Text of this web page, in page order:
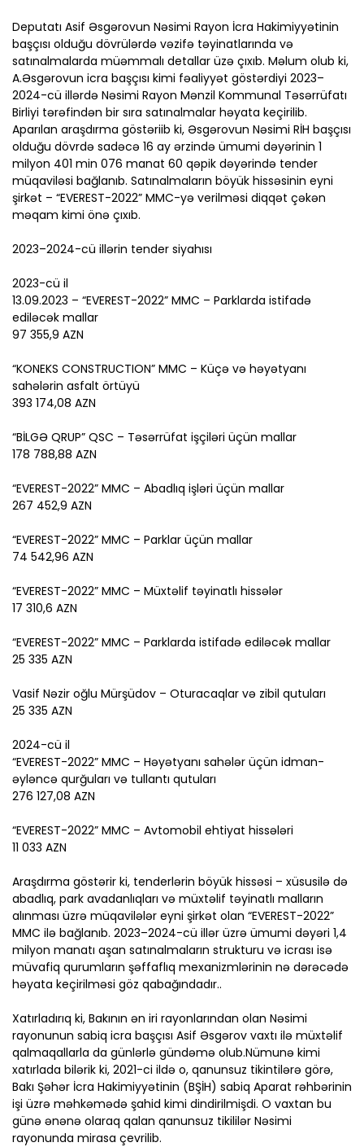
Deputatı Asif Əsgərovun Nəsimi Rayon İcra Hakimiyyətinin
başçısı olduğu dövrülərdə vəzifə təyinatlarında və
satınalmalarda müəmmalı detallar üzə çıxıb. Məlum olub ki,
A.Əsgərovun icra başçısı kimi fəaliyyət göstərdiyi 2023–
2024-cü illərdə Nəsimi Rayon Mənzil Kommunal Təsərrüfatı
Birliyi tərəfindən bir sıra satınalmalar həyata keçirilib.
Aparılan araşdırma göstəriib ki, Əsgərovun Nəsimi RİH başçısı
olduğu dövrdə sadəcə 16 ay ərzində ümumi dəyərinin 1
milyon 401 min 076 manat 60 qəpik dəyərində tender
müqaviləsi bağlanıb. Satınalmaların böyük hissəsinin eyni
şirkət – “EVEREST-2022” MMC-yə verilməsi diqqət çəkən
məqam kimi önə çıxıb.
2023–2024-cü illərin tender siyahısı
2023-cü il
13.09.2023 – “EVEREST-2022” MMC – Parklarda istifadə
ediləcək mallar
97 355,9 AZN
“KONEKS CONSTRUCTION” MMC – Küçə və həyətyanı
sahələrin asfalt örtüyü
393 174,08 AZN
“BİLGƏ QRUP” QSC – Təsərrüfat işçiləri üçün mallar
178 788,88 AZN
“EVEREST-2022” MMC – Abadlıq işləri üçün mallar
267 452,9 AZN
“EVEREST-2022” MMC – Parklar üçün mallar
74 542,96 AZN
“EVEREST-2022” MMC – Müxtəlif təyinatlı hissələr
17 310,6 AZN
“EVEREST-2022” MMC – Parklarda istifadə ediləcək mallar
25 335 AZN
Vasif Nəzir oğlu Mürşüdov – Oturacaqlar və zibil qutuları
25 335 AZN
2024-cü il
“EVEREST-2022” MMC – Həyətyanı sahələr üçün idman-
əyləncə qurğuları və tullantı qutuları
276 127,08 AZN
“EVEREST-2022” MMC – Avtomobil ehtiyat hissələri
11 033 AZN
Araşdırma göstərir ki, tenderlərin böyük hissəsi – xüsusilə də
abadlıq, park avadanlıqları və müxtəlif təyinatlı malların
alınması üzrə müqavilələr eyni şirkət olan “EVEREST-2022”
MMC ilə bağlanıb. 2023–2024-cü illər üzrə ümumi dəyəri 1,4
milyon manatı aşan satınalmaların strukturu və icrası isə
müvafiq qurumların şəffaflıq mexanizmlərinin nə dərəcədə
həyata keçirilməsi göz qabağındadır..
Xatırladırıq ki, Bakının ən iri rayonlarından olan Nəsimi
rayonunun sabiq icra başçısı Asif Əsgərov vaxtı ilə müxtəlif
qalmaqallarla da günlərlə gündəmə olub.Nümunə kimi
xatırlada bilərik ki, 2021-ci ildə o, qanunsuz tikintilərə görə,
Bakı Şəhər İcra Hakimiyyətinin (BŞİH) sabiq Aparat rəhbərinin
işi üzrə məhkəmədə şahid kimi dindirilmişdi. O vaxtan bu
günə ənənə olaraq qalan qanunsuz tikililər Nəsimi
rayonunda mirasa çevrilib.